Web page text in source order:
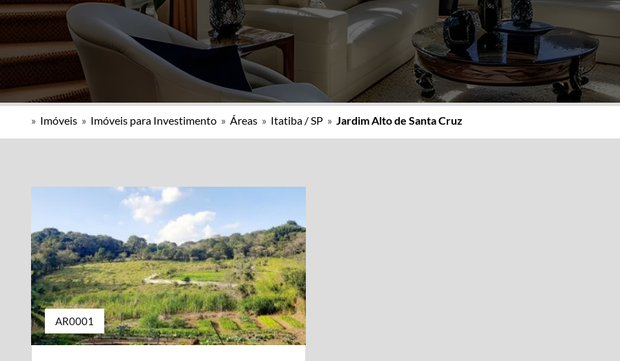
» Imóveis » Imóveis para Investimento » Áreas » Itatiba / SP » Jardim Alto de Santa Cruz
AR0001